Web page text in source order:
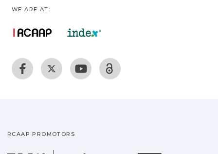
WE ARE AT:
RCAAP PROMOTORS